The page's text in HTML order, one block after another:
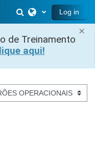
×
de Treinamento
aqui!
Toggle search
Log in
courses